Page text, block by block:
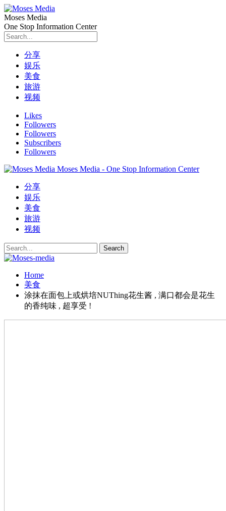
Moses Media
One Stop Information Center
分享
娱乐
美食
旅游
视频
Likes
Followers
Followers
Subscribers
Followers
Moses Media - One Stop Information Center
分享
娱乐
美食
旅游
视频
Home
美食
涂抹在面包上或烘培NUThing花生酱 , 满口都会是花生
的香纯味 , 超享受 !